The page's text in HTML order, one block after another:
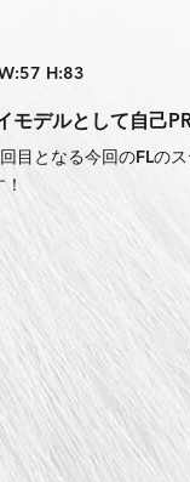
H:83
モデルとして自己
目となる今回のFLの